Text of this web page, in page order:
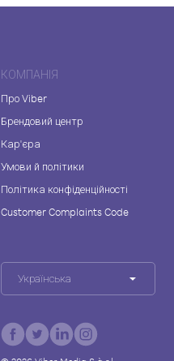
КОМПАНІЯ
Про Viber
Брендовий центр
Кар'єра
Умови й політики
Політика конфіденційності
Customer Complaints Code
Українська